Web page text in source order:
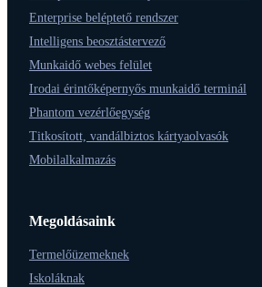
Enterprise beléptető rendszer
Intelligens beosztástervező
Munkaidő webes felület
Irodai érintőképernyős munkaidő terminál
Phantom vezérlőegység
Titkosított, vandálbiztos kártyaolvasók
Mobilalkalmazás
Megoldásaink
Termelőüzemeknek
Iskoláknak